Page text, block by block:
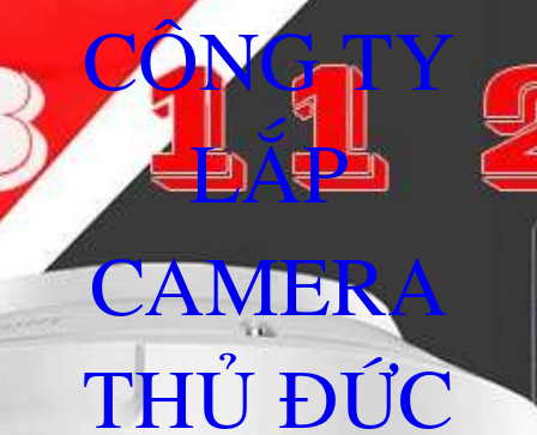
CÔNG TY
LẮP
CAMERA
THỦ ĐỨC